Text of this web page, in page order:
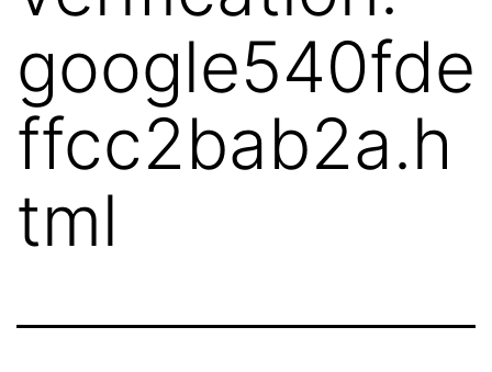
google540fde
ffcc2bab2a.h
tml